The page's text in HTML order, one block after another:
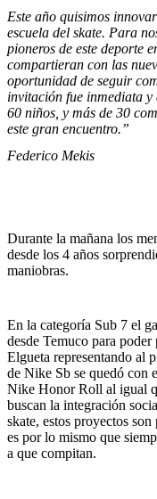
Este año quisimos
escuela del skate. Para
pioneros de este deporte
compartieran con las
oportunidad de seguir
invitación fue inmediata y
60 niños, y más de 30
este gran encuentro.”
Federico Mekis
Durante la mañana los
desde los 4 años
maniobras.
En la categoría Sub 7 el
desde Temuco para
Elgueta representando al
de Nike Sb se quedó con
Nike Honor Roll al igual
buscan la integración
skate, estos proyectos
es por lo mismo que
a que compitan.